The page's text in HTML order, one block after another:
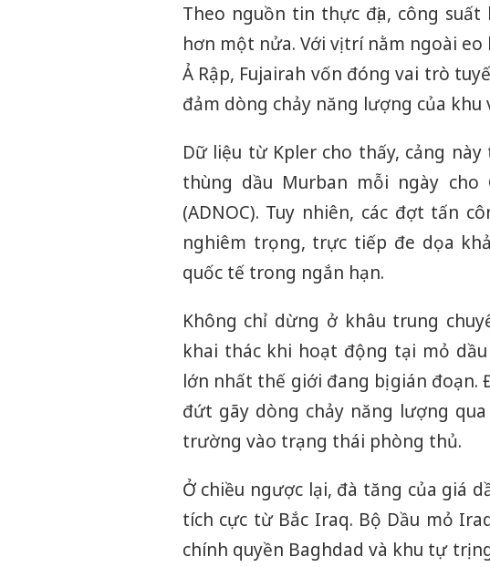
Theo nguồn tin thực địa, công
hơn một nửa. Với vị trí nằm ngoài
Ả Rập, Fujairah vốn đóng vai trò
đảm dòng chảy năng lượng của khu
Dữ liệu từ Kpler cho thấy, cảng
thùng dầu Murban mỗi ngày cho
(ADNOC). Tuy nhiên, các đợt tấn
nghiêm trọng, trực tiếp đe dọa
quốc tế trong ngắn hạn.
Không chỉ dừng ở khâu trung
khai thác khi hoạt động tại mỏ
lớn nhất thế giới đang bị gián đoạn.
đứt gãy dòng chảy năng lượng
trường vào trạng thái phòng thủ.
Ở chiều ngược lại, đà tăng của giá
tích cực từ Bắc Iraq. Bộ Dầu mỏ
chính quyền Baghdad và khu tự trị